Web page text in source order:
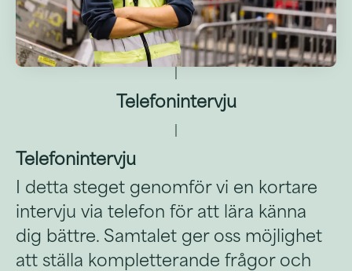
Telefonintervju
Telefonintervju
I detta steget genomför vi en kortare
intervju via telefon för att lära känna
dig bättre. Samtalet ger oss möjlighet
att ställa kompletterande frågor och